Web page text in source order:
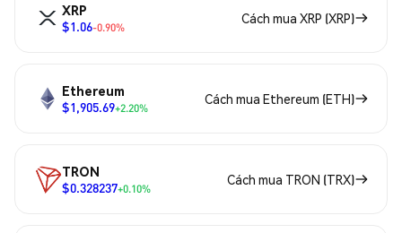
XRP
$1.06-0.90%
Cách mua XRP (XRP)
Ethereum
$1,905.69+2.20%
Cách mua Ethereum (ETH)
TRON
$0.328237+0.10%
Cách mua TRON (TRX)